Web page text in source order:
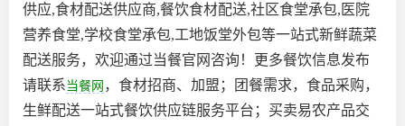
供应,食材配送供应商,餐饮食材配送,社区食堂承包,医院
营养食堂,学校食堂承包,工地饭堂外包等一站式新鲜蔬菜
配送服务，欢迎通过当餐官网咨询！更多餐饮信息发布
请联系当餐网 ，食材招商、加盟；团餐需求，食品采购，
生鲜配送一站式餐饮供应链服务平台；买卖易农产品交